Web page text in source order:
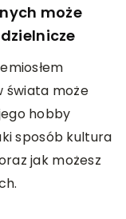
może
świata może
hobby
sposób kultura
jak możesz